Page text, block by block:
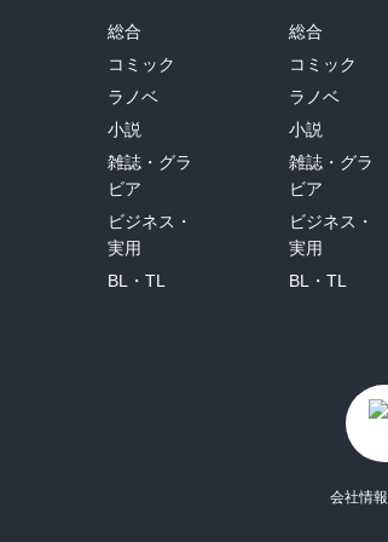
総合
コミック
ラノベ
小説
雑誌・グラ
ビア
ビジネス・
実用
BL・TL
総合
コミック
ラノベ
小説
雑誌・グラ
ビア
ビジネス・
実用
BL・TL
会社情報